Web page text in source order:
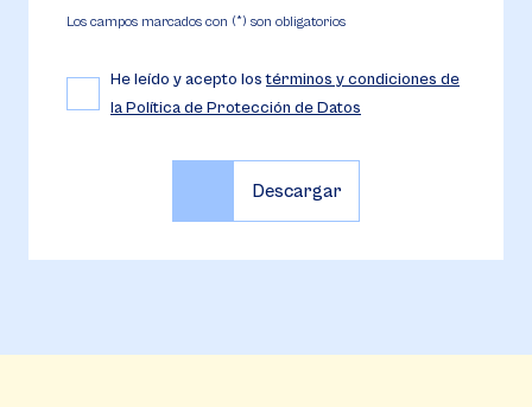
Los campos marcados con (*) son obligatorios
He leído y acepto lostérminos y condiciones de
la Política de Protección de Datos